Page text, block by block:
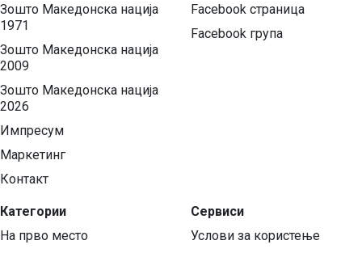
Зошто Македонска нација
1971
Зошто Македонска нација
2009
Зошто Македонска нација
2026
Импресум
Маркетинг
Контакт
Категории
На прво место
Facebook страница
Facebook група
Сервиси
Услови за користење